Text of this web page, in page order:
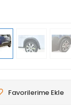
Favorilerime Ekle